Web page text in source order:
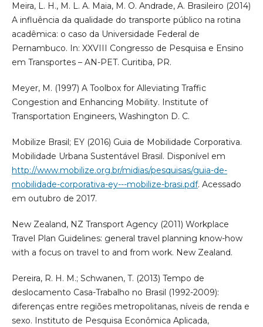
Meira, L. H., M. L. A. Maia, M. O. Andrade, A. Brasileiro (2014)
A influência da qualidade do transporte público na rotina
acadêmica: o caso da Universidade Federal de
Pernambuco. In: XXVIII Congresso de Pesquisa e Ensino
em Transportes – AN-PET. Curitiba, PR.
Meyer, M. (1997) A Toolbox for Alleviating Traffic
Congestion and Enhancing Mobility. Institute of
Transportation Engineers, Washington D. C.
Mobilize Brasil; EY (2016) Guia de Mobilidade Corporativa.
Mobilidade Urbana Sustentável Brasil. Disponível em
http://www.mobilize.org.br/midias/pesquisas/guia-de-
mobilidade-corporativa-ey---mobilize-brasi.pdf. Acessado
em outubro de 2017.
New Zealand, NZ Transport Agency (2011) Workplace
Travel Plan Guidelines: general travel planning know-how
with a focus on travel to and from work. New Zealand.
Pereira, R. H. M.; Schwanen, T. (2013) Tempo de
deslocamento Casa-Trabalho no Brasil (1992-2009):
diferenças entre regiões metropolitanas, níveis de renda e
sexo. Instituto de Pesquisa Econômica Aplicada,